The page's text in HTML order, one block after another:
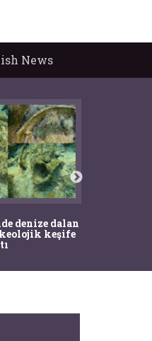
News
denize dalan
keşife